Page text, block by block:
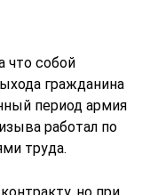
что собой
гражданина
период армия
работал по
труда.